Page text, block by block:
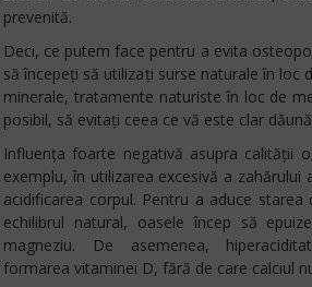
prevenită.
Deci, ce putem face pentru a evita
să începeți să utilizați surse naturale în loc
minerale, tratamente naturiste în loc de
posibil, să evitați ceea ce vă este clar
Influența foarte negativă asupra calității
exemplu, în utilizarea excesivă a zahărului
acidificarea corpul. Pentru a aduce
echilibrul natural, oasele încep să
magneziu. De asemenea,
formarea vitaminei D, fără de care calciul